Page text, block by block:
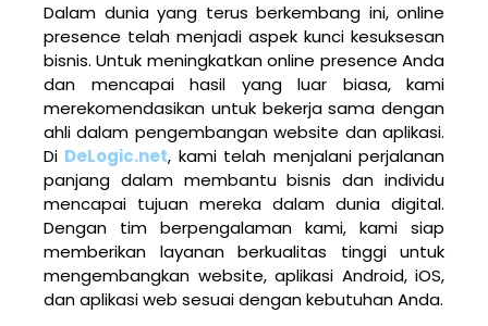
Dalam dunia yang terus berkembang ini, online
presence telah menjadi aspek kunci kesuksesan
bisnis. Untuk meningkatkan online presence Anda
dan mencapai hasil yang luar biasa, kami
merekomendasikan untuk bekerja sama dengan
ahli dalam pengembangan website dan aplikasi.
Di DeLogic.net, kami telah menjalani perjalanan
panjang dalam membantu bisnis dan individu
mencapai tujuan mereka dalam dunia digital.
Dengan tim berpengalaman kami, kami siap
memberikan layanan berkualitas tinggi untuk
mengembangkan website, aplikasi Android, iOS,
dan aplikasi web sesuai dengan kebutuhan Anda.